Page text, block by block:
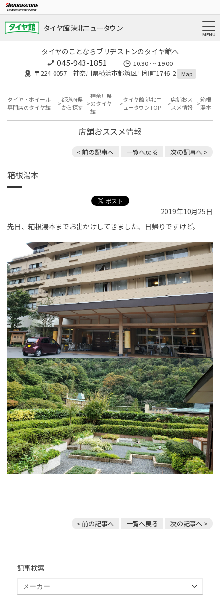
タイヤ館 港北ニュータウン
タイヤのことならブリヂストンのタイヤ館へ
045-943-1851
10:30 ～ 19:00
〒224-0057 神奈川県横浜市都筑区川和町1746-2
Map
タイヤ・ホイール
専門店のタイヤ館
都道府県
から探す
神奈川県
のタイヤ
館
タイヤ館 港北ニ
ュータウンTOP
店舗おス
スメ情報
箱根
湯本
店舗おススメ情報
< 前の記事へ 一覧へ戻る 次の記事へ >
箱根湯本
2019年10月25日
先日、箱根湯本までお出かけしてきました、日帰りですけど。
< 前の記事へ 一覧へ戻る 次の記事へ >
記事検索